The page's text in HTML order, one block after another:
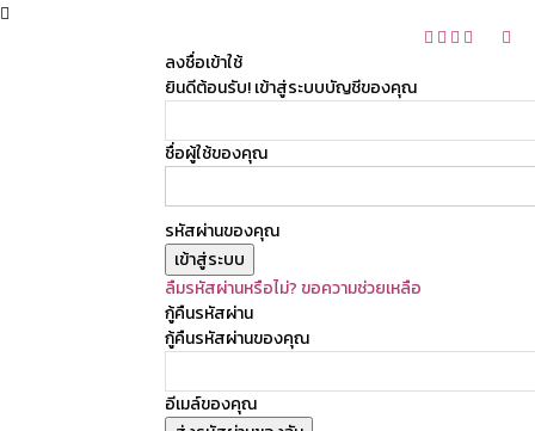
ลงชื่อเข้าใช้
ยินดีต้อนรับ! เข้าสู่ระบบบัญชีของคุณ
ชื่อผู้ใช้ของคุณ
รหัสผ่านของคุณ
ลืมรหัสผ่านหรือไม่? ขอความช่วยเหลือ
กู้คืนรหัสผ่าน
กู้คืนรหัสผ่านของคุณ
อีเมล์ของคุณ